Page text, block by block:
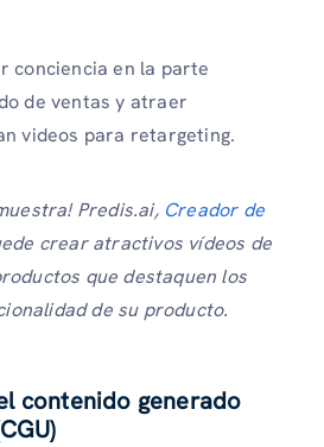
conciencia en la parte
de ventas y atraer
videos para retargeting.
Predis.ai, Creador de
crear atractivos vídeos de
que destaquen los
de su producto.
contenido generado